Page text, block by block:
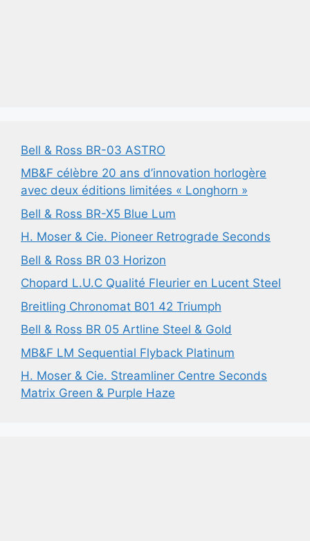
Bell & Ross BR-03 ASTRO
MB&F célèbre 20 ans d’innovation horlogère
avec deux éditions limitées « Longhorn »
Bell & Ross BR-X5 Blue Lum
H. Moser & Cie. Pioneer Retrograde Seconds
Bell & Ross BR 03 Horizon
Chopard L.U.C Qualité Fleurier en Lucent Steel
Breitling Chronomat B01 42 Triumph
Bell & Ross BR 05 Artline Steel & Gold
MB&F LM Sequential Flyback Platinum
H. Moser & Cie. Streamliner Centre Seconds
Matrix Green & Purple Haze